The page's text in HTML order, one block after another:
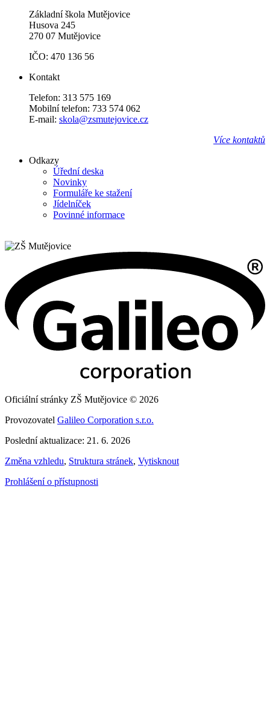
Základní škola Mutějovice
Husova 245
270 07 Mutějovice
IČO: 470 136 56
Kontakt
Telefon: 313 575 169
Mobilní telefon: 733 574 062
E-mail: skola@zsmutejovice.cz
Více kontaktů
Odkazy
Úřední deska
Novinky
Formuláře ke stažení
Jídelníček
Povinné informace
Oficiální stránky ZŠ Mutějovice © 2026
Provozovatel Galileo Corporation s.r.o.
Poslední aktualizace: 21. 6. 2026
Změna vzhledu, Struktura stránek, Vytisknout
Prohlášení o přístupnosti